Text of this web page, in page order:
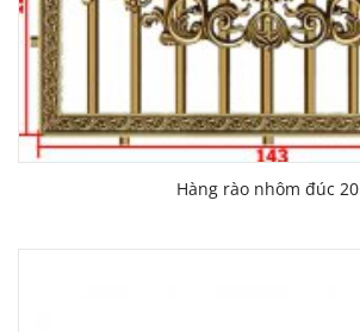
Hàng rào nhôm đúc 20